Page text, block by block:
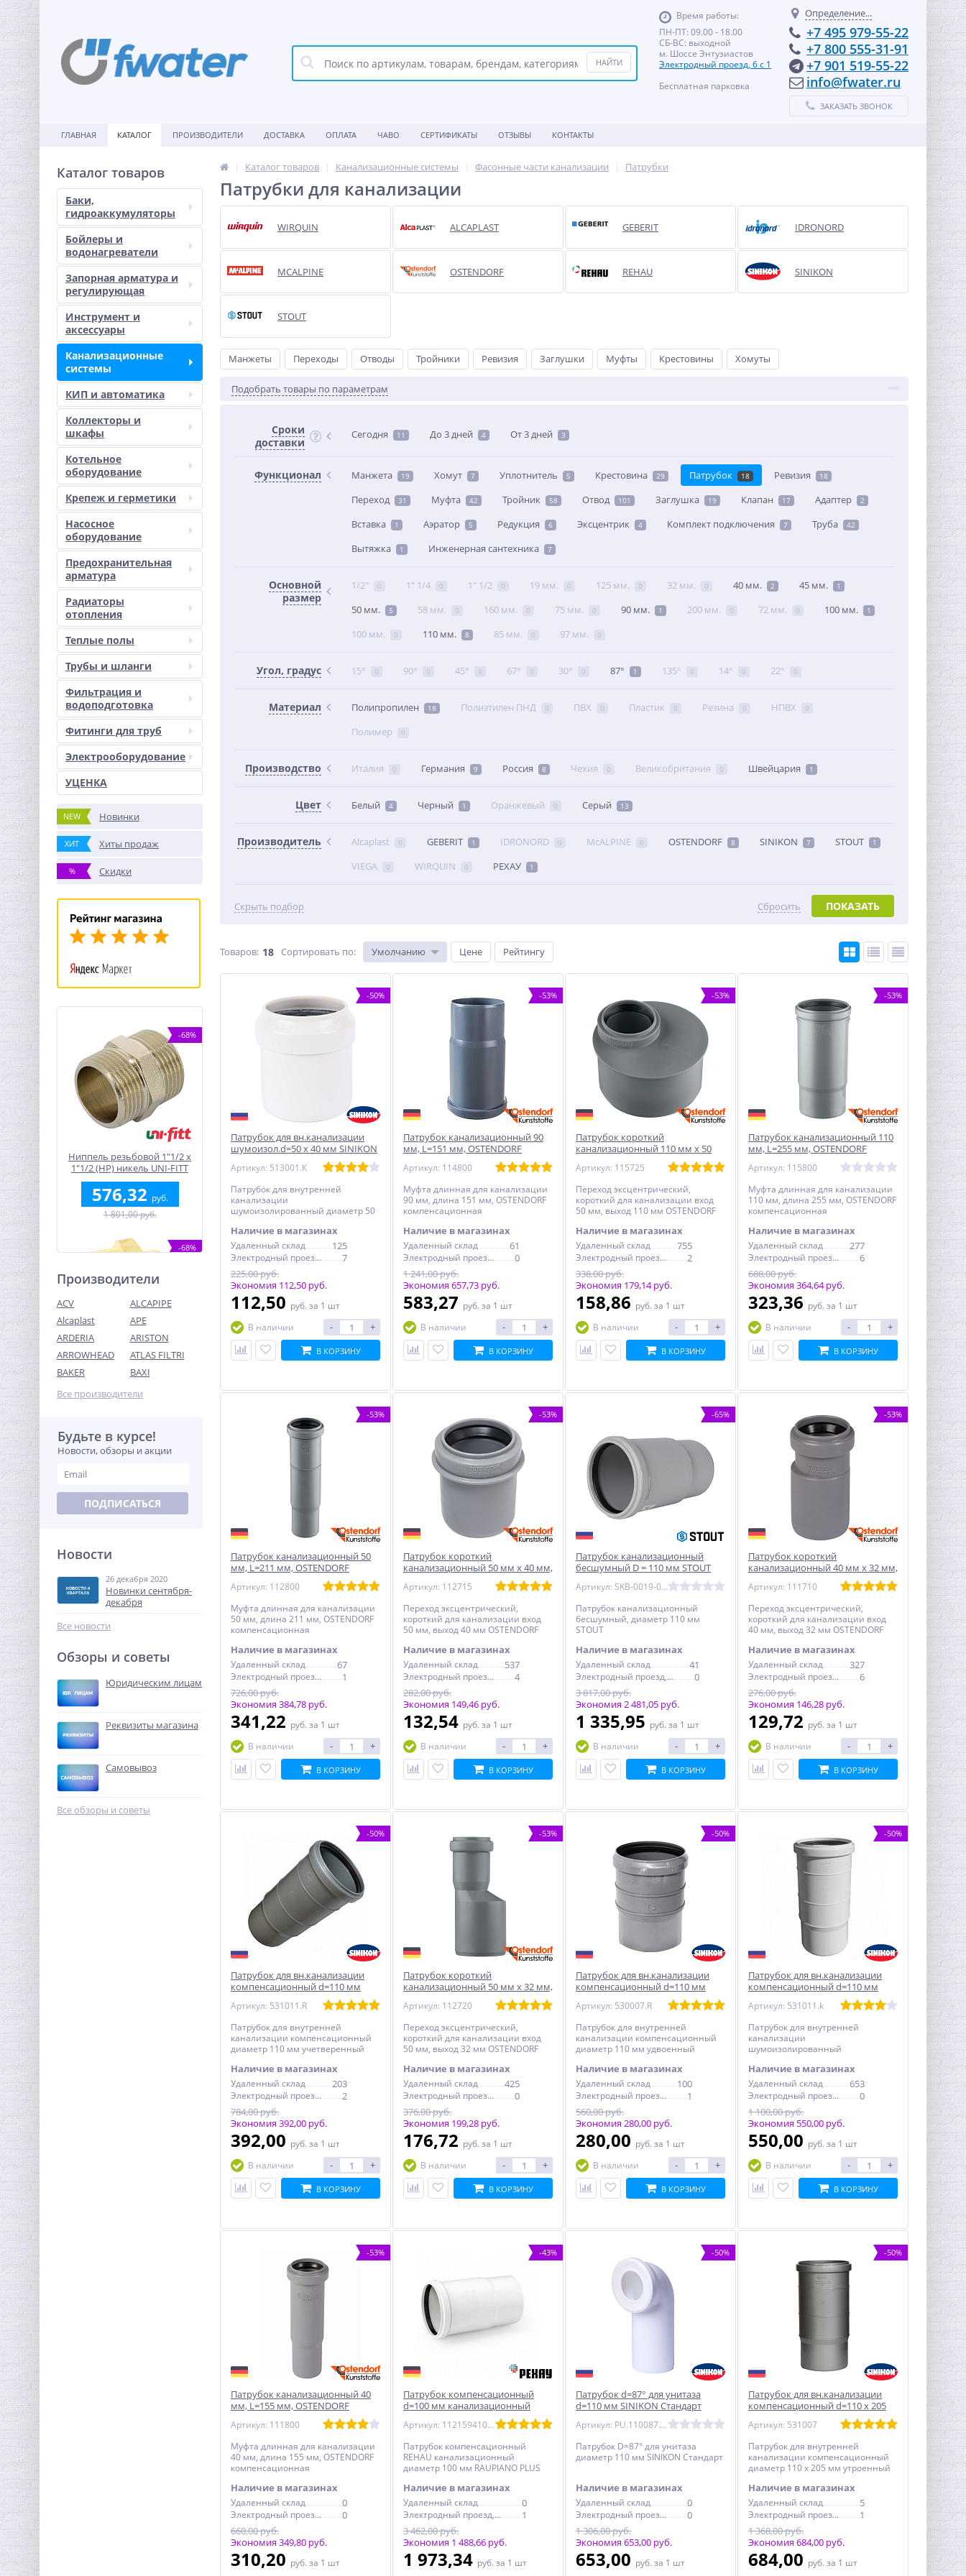
Время работы:
ПН-ПТ: 09.00 - 18.00
СБ-ВС: выходной
м. Шоссе Энтузиастов
Электродный проезд, 6 с 1
Бесплатная парковка
Определение...
+7 495 979-55-22
+7 800 555-31-91
+7 901 519-55-22
info@fwater.ru
ЗАКАЗАТЬ ЗВОНОК
ГЛАВНАЯ КАТАЛОГ ПРОИЗВОДИТЕЛИ ДОСТАВКА ОПЛАТА ЧАВО СЕРТИФИКАТЫ ОТЗЫВЫ КОНТАКТЫ
Каталог товаров
Баки,
гидроаккумуляторы
Бойлеры и
водонагреватели
Запорная арматура и
регулирующая
Инструмент и
аксессуары
Канализационные
системы
КИП и автоматика
Коллекторы и
шкафы
Котельное
оборудование
Крепеж и герметики
Насосное
оборудование
Предохранительная
арматура
Радиаторы
отопления
Теплые полы
Трубы и шланги
Фильтрация и
водоподготовка
Фитинги для труб
Электрооборудование
УЦЕНКА
NEW Новинки
ХИТ Хиты продаж
% Скидки
-68%
Ниппель резьбовой 1"1/2 x
1"1/2 (НР) никель UNI-FITT
576,32 руб.
1 801,00 руб.
-68%
Ниппель редукция 2" x
1"1/4 (НР) латунь UNI-FITT
1 383,68
Футорка редукционная
1"1/4 x 1" НВ латунь UNI-
FITT
276,80
Муфта резьбовая 3/4" x
3/4" (ВР) никель UNI-FITT
Производители
ACV
ALCAPIPE
Alcaplast
APE
ARDERIA
ARISTON
ARROWHEAD
ATLAS FILTRI
BAKER
BAXI
Все производители
Будьте в курсе!
Новости, обзоры и акции
ПОДПИСАТЬСЯ
Новости
26 декабря 2020
Новинки сентября-
декабря
Все новости
Обзоры и советы
Юридическим лицам
Реквизиты магазина
Самовывоз
Все обзоры и советы
Каталог товаров Канализационные системы Фасонные части канализации Патрубки
Патрубки для канализации
WIRQUIN ALCAPLAST GEBERIT IDRONORD
MCALPINE OSTENDORF REHAU SINIKON
STOUT
Манжеты Переходы Отводы Тройники Ревизия Заглушки Муфты Крестовины Хомуты
Подобрать товары по параметрам
Сроки
доставки
Сегодня 11 До 3 дней 4 От 3 дней 3
Функционал Манжета 19 Хомут 7 Уплотнитель 5 Крестовина 29 Патрубок 18 Ревизия 18
Переход 31 Муфта 42 Тройник 58 Отвод 101 Заглушка 19 Клапан 17 Адаптер 2
Вставка 1 Аэратор 5 Редукция 6 Эксцентрик 4 Комплект подключения 7 Труба 42
Вытяжка 1 Инженерная сантехника 7
Основной
размер
1/2" 0 1" 1/4 0 1" 1/2 0 19 мм. 0 125 мм. 0 32 мм. 0 40 мм. 2 45 мм. 1
50 мм. 5 58 мм. 0 160 мм. 0 75 мм. 0 90 мм. 1 200 мм. 0 72 мм. 0 100 мм. 1
100 мм. 0 110 мм. 8 85 мм. 0 97 мм. 0
Угол, градус 15° 0 90° 0 45° 0 67° 0 30° 0 87° 1 135° 0 14° 0 22° 0
Материал Полипропилен 18 Полиэтилен ПНД 0 ПВХ 0 Пластик 0 Резина 0 НПВХ 0
Полимер 0
Производство Италия 0 Германия 9 Россия 8 Чехия 0 Великобритания 0 Швейцария 1
Цвет Белый 4 Черный 1 Оранжевый 0 Серый 13
Производитель Alcaplast 0 GEBERIT 1 IDRONORD 0 McALPINE 0 OSTENDORF 8 SINIKON 7 STOUT 1
VIEGA 0 WIRQUIN 0 РЕХАУ 1
Скрыть подбор ПОКАЗАТЬ
Сбросить
Товаров: 18 Сортировать по: Умолчанию Цене Рейтингу
-50%
Патрубок для вн.канализации
шумоизол.d=50 х 40 мм SINIKON
Артикул: 513001.К
Патрубок для внутренней
канализации
шумоизолированный диаметр 50
Наличие в магазинах
Удаленный склад 125
Электродный проезд, 6с1
7
225,00 руб.
Экономия 112,50 руб.
112,50 руб. за 1 шт
В наличии
- +
В КОРЗИНУ
-53%
Патрубок канализационный 90
мм, L=151 мм, OSTENDORF
Артикул: 114800
Муфта длинная для канализации
90 мм, длина 151 мм, OSTENDORF
компенсационная
Наличие в магазинах
Удаленный склад 61
Электродный проезд, 6с1
0
1 241,00 руб.
Экономия 657,73 руб.
583,27 руб. за 1 шт
В наличии
- +
В КОРЗИНУ
-53%
Патрубок короткий
канализационный 110 мм х 50
компенсационный
Артикул: 115725
Переход эксцентрический,
короткий для канализации вход
50 мм, выход 110 мм OSTENDORF
Наличие в магазинах
Удаленный склад 755
Электродный проезд, 6с1
2
338,00 руб.
Экономия 179,14 руб.
158,86 руб. за 1 шт
В наличии
- +
В КОРЗИНУ
-53%
Патрубок канализационный 110
мм, L=255 мм, OSTENDORF
Артикул: 115800
Муфта длинная для канализации
110 мм, длина 255 мм, OSTENDORF
компенсационная
Наличие в магазинах
Удаленный склад 277
Электродный проезд, 6с1
6
688,00 руб.
Экономия 364,64 руб.
323,36 руб. за 1 шт
В наличии
- +
В КОРЗИНУ
-53%
Патрубок канализационный 50
мм, L=211 мм, OSTENDORF
Артикул: 112800
Муфта длинная для канализации
50 мм, длина 211 мм, OSTENDORF
компенсационная
Наличие в магазинах
Удаленный склад 67
Электродный проезд, 6с1
1
726,00 руб.
Экономия 384,78 руб.
341,22 руб. за 1 шт
В наличии
- +
В КОРЗИНУ
-53%
Патрубок короткий
канализационный 50 мм х 40 мм,
OSTENDORF компенсационный
Артикул: 112715
Переход эксцентрический,
короткий для канализации вход
50 мм, выход 40 мм OSTENDORF
Наличие в магазинах
Удаленный склад 537
Электродный проезд, 6с1
4
282,00 руб.
Экономия 149,46 руб.
132,54 руб. за 1 шт
В наличии
- +
В КОРЗИНУ
-65%
Патрубок канализационный
бесшумный D = 110 мм STOUT
Артикул: SKB-0019-000110
Патрубок канализационный
бесшумный, диаметр 110 мм
STOUT
Наличие в магазинах
Удаленный склад 41
Электродный проезд, 6с1
0
3 817,00 руб.
Экономия 2 481,05 руб.
1 335,95 руб. за 1 шт
В наличии
- +
В КОРЗИНУ
-53%
Патрубок короткий
канализационный 40 мм х 32 мм,
OSTENDORF компенсационный
Артикул: 111710
Переход эксцентрический,
короткий для канализации вход
40 мм, выход 32 мм OSTENDORF
Наличие в магазинах
Удаленный склад 327
Электродный проезд, 6с1
6
276,00 руб.
Экономия 146,28 руб.
129,72 руб. за 1 шт
В наличии
- +
В КОРЗИНУ
-50%
Патрубок для вн.канализации
компенсационный d=110 мм
учетверенный SINIKON Стандарт
Артикул: 531011.R
Патрубок для внутренней
канализации компенсационный
диаметр 110 мм учетверенный
Наличие в магазинах
Удаленный склад 203
Электродный проезд, 6с1
2
784,00 руб.
Экономия 392,00 руб.
392,00 руб. за 1 шт
В наличии
- +
В КОРЗИНУ
-53%
Патрубок короткий
канализационный 50 мм х 32 мм,
OSTENDORF компенсационный
Артикул: 112720
Переход эксцентрический,
короткий для канализации вход
50 мм, выход 32 мм OSTENDORF
Наличие в магазинах
Удаленный склад 425
Электродный проезд, 6с1
0
376,00 руб.
Экономия 199,28 руб.
176,72 руб. за 1 шт
В наличии
- +
В КОРЗИНУ
-50%
Патрубок для вн.канализации
компенсационный d=110 мм
удвоенный SINIKON Стандарт
Артикул: 530007.R
Патрубок для внутренней
канализации компенсационный
диаметр 110 мм удвоенный
Наличие в магазинах
Удаленный склад 100
Электродный проезд, 6с1
1
560,00 руб.
Экономия 280,00 руб.
280,00 руб. за 1 шт
В наличии
- +
В КОРЗИНУ
-50%
Патрубок для вн.канализации
компенсационный d=110 мм
шумоизол. SINIKON Стандарт
Артикул: 531011.k
Патрубок для внутренней
канализации
шумоизолированный
SINIKON Стандарт
Наличие в магазинах
Удаленный склад 653
Электродный проезд, 6с1
0
1 100,00 руб.
Экономия 550,00 руб.
550,00 руб. за 1 шт
В наличии
- +
В КОРЗИНУ
-53%
Патрубок канализационный 40
мм, L=155 мм, OSTENDORF
Артикул: 111800
Муфта длинная для канализации
40 мм, длина 155 мм, OSTENDORF
компенсационная
Наличие в магазинах
Удаленный склад 0
Электродный проезд, 6с1
0
660,00 руб.
Экономия 349,80 руб.
310,20 руб. за 1 шт
-43%
Патрубок компенсационный
d=100 мм канализационный
Артикул: 11215941001
Патрубок компенсационный
REHAU канализационный
диаметр 100 мм RAUPIANO PLUS
Наличие в магазинах
Удаленный склад 0
Электродный проезд, 6с1
1
3 462,00 руб.
Экономия 1 488,66 руб.
1 973,34 руб. за 1 шт
-50%
Патрубок d=87° для унитаза
d=110 мм SINIKON Стандарт
Артикул: PU.110087.W.R
Патрубок D=87° для унитаза
диаметр 110 мм SINIKON Стандарт
Наличие в магазинах
Удаленный склад 0
Электродный проезд, 6с1
0
1 306,00 руб.
Экономия 653,00 руб.
653,00 руб. за 1 шт
-50%
Патрубок для вн.канализации
компенсационный d=110 х 205
мм утроенный SINIKON
Стандарт
Артикул: 531007
Патрубок для внутренней
канализации компенсационный
диаметр 110 х 205 мм утроенный
Наличие в магазинах
Удаленный склад 5
Электродный проезд, 6с1
1
1 368,00 руб.
Экономия 684,00 руб.
684,00 руб. за 1 шт